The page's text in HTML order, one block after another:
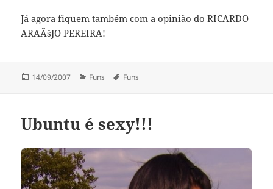
Já agora fiquem também com a opinião do RICARDO
ARAÃšJO PEREIRA!
Publicado
14/09/2007 Categorias
Funs Etiquetas
Funs
Ubuntu é sexy!!!